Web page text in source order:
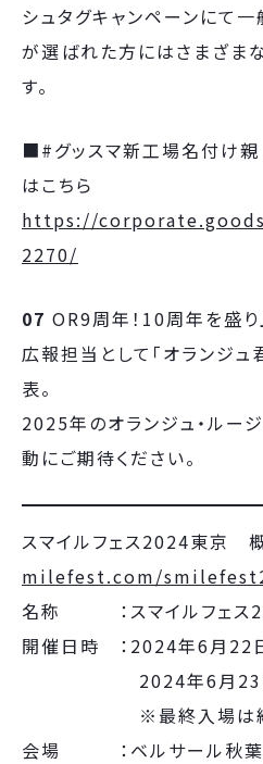
シュタグキャンペーンにて
が選ばれた方にはさまざま
す。
■#グッスマ新工場名付け親
はこちら
https://
2270/
07 OR9周年！10周年を盛
広報担当として「オランジュ
表。
2025年のオランジュ・ルー
動にご期待ください。
スマイルフェス2024東京
milefest.com/
名称 ：スマイルフェス
開催日時 ：2024年6月22
2024年6月23日（
※最終入場は終了30
会場 ：ベルサール秋